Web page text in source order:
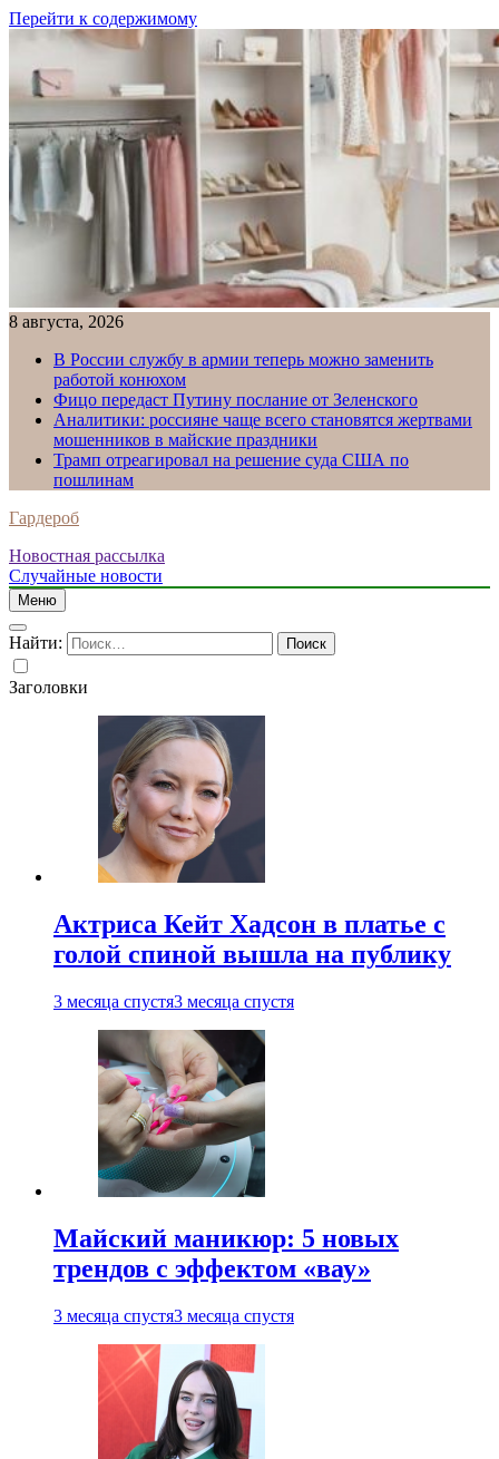
Перейти к содержимому
8 августа, 2026
В России службу в армии теперь можно заменить
работой конюхом
Фицо передаст Путину послание от Зеленского
Аналитики: россияне чаще всего становятся жертвами
мошенников в майские праздники
Трамп отреагировал на решение суда США по
пошлинам
Гардероб
Новостная рассылка
Случайные новости
Меню
Найти:
Заголовки
Актриса Кейт Хадсон в платье с
голой спиной вышла на публику
3 месяца спустя3 месяца спустя
Майский маникюр: 5 новых
трендов с эффектом «вау»
3 месяца спустя3 месяца спустя